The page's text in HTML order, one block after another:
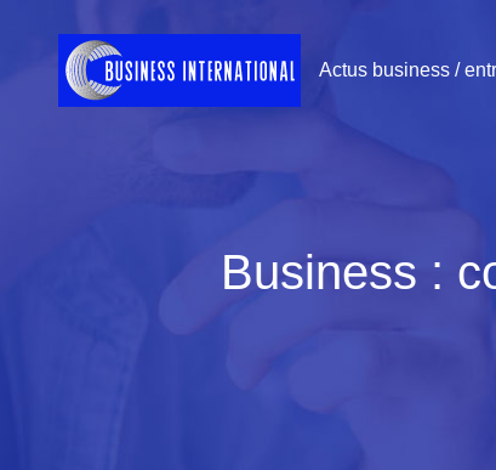
Actus business /
Business :